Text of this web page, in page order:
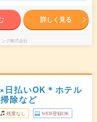
詳しく見る
グ株式会社
日払いOK＊ホテル
除など
残業なし WEB登録OK